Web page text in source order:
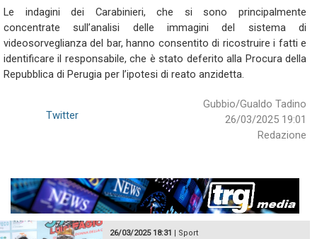
Le indagini dei Carabinieri, che si sono principalmente
concentrate sull’analisi delle immagini del sistema di
videosorveglianza del bar, hanno consentito di ricostruire i fatti e
identificare il responsabile, che è stato deferito alla Procura della
Repubblica di Perugia per l’ipotesi di reato anzidetta.
Gubbio/Gualdo Tadino
26/03/2025 19:01
Redazione
Twitter
26/03/2025 18:31 Sport